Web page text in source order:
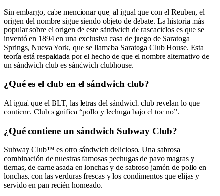
Sin embargo, cabe mencionar que, al igual que con el Reuben, el
origen del nombre sigue siendo objeto de debate. La historia más
popular sobre el origen de este sándwich de rascacielos es que se
inventó en 1894 en una exclusiva casa de juego de Saratoga
Springs, Nueva York, que se llamaba Saratoga Club House. Esta
teoría está respaldada por el hecho de que el nombre alternativo de
un sándwich club es sándwich clubhouse.
¿Qué es el club en el sándwich club?
Al igual que el BLT, las letras del sándwich club revelan lo que
contiene. Club significa “pollo y lechuga bajo el tocino”.
¿Qué contiene un sándwich Subway Club?
Subway Club™ es otro sándwich delicioso. Una sabrosa
combinación de nuestras famosas pechugas de pavo magras y
tiernas, de carne asada en lonchas y de sabroso jamón de pollo en
lonchas, con las verduras frescas y los condimentos que elijas y
servido en pan recién horneado.